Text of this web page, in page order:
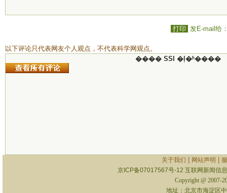
打印 发E-mail给
以下评论只代表网友个人观点，不代表科学网观点。
���� SSI �ļ�ʱ����
关于我们 网站声明
京ICP备07017567号-12 互联网新闻信
Copyright @ 2007-
地址：北京市海淀区